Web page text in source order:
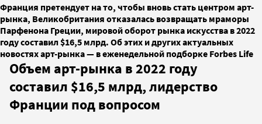
Франция претендует на то, чтобы вновь стать центром арт-
рынка, Великобритания отказалась возвращать мраморы
Парфенона Греции, мировой оборот рынка искусства в 2022
году составил $16,5 млрд. Об этих и других актуальных
новостях арт-рынка — в еженедельной подборке Forbes Life
Объем арт-рынка в 2022 году
составил $16,5 млрд, лидерство
Франции под вопросом